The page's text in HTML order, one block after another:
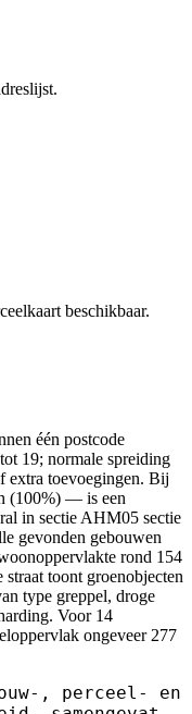
beschikbaar.
één postcode
19; normale spreiding
extra toevoegingen. Bij
(100%) — is een
in sectie AHM05 sectie
gevonden gebouwen
rond 154
toont groenobjecten
type greppel, droge
Voor 14
ongeveer 277
, perceel- en